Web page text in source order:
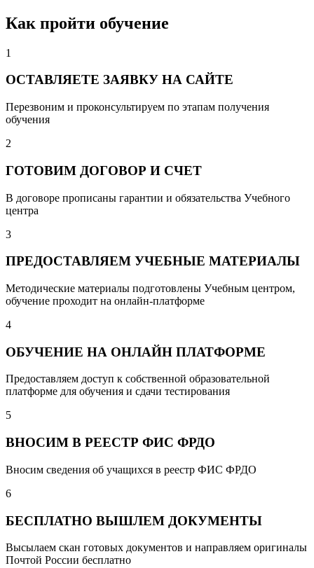
Как пройти обучение
1
ОСТАВЛЯЕТЕ ЗАЯВКУ НА САЙТЕ
Перезвоним и проконсультируем по этапам получения
обучения
2
ГОТОВИМ ДОГОВОР И СЧЕТ
В договоре прописаны гарантии и обязательства Учебного
центра
3
ПРЕДОСТАВЛЯЕМ УЧЕБНЫЕ МАТЕРИАЛЫ
Методические материалы подготовлены Учебным центром,
обучение проходит на онлайн-платформе
4
ОБУЧЕНИЕ НА ОНЛАЙН ПЛАТФОРМЕ
Предоставляем доступ к собственной образовательной
платформе для обучения и сдачи тестирования
5
ВНОСИМ В РЕЕСТР ФИС ФРДО
Вносим сведения об учащихся в реестр ФИС ФРДО
6
БЕСПЛАТНО ВЫШЛЕМ ДОКУМЕНТЫ
Высылаем скан готовых документов и направляем оригиналы
Почтой России бесплатно